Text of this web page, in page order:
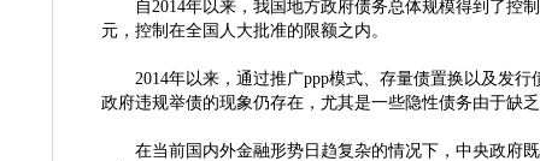
自2014年以来，我国地方政府债务总体规模得到了控
元，控制在全国人大批准的限额之内。
2014年以来，通过推广ppp模式、存量债置换以及发
政府违规举债的现象仍存在，尤其是一些隐性债务由于缺
在当前国内外金融形势日趋复杂的情况下，中央政府